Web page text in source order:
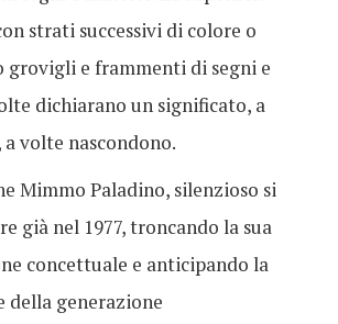
strati successivi di colore o
grovigli e frammenti di segni e
dichiarano un significato, a
volte nascondono.
Mimmo Paladino, silenzioso si
già nel 1977, troncando la sua
concettuale e anticipando la
della generazione